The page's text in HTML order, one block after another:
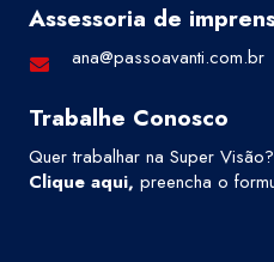
Assessoria de
ana@passoavanti.com.br
Trabalhe Conosco
Quer trabalhar na Super Visão?
Clique aqui, preencha o